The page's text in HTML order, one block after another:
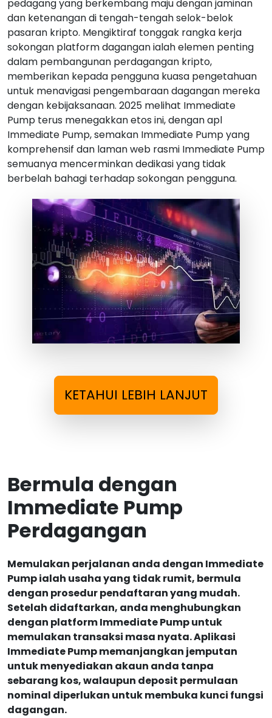
pedagang yang berkembang maju dengan jaminan
dan ketenangan di tengah-tengah selok-belok
pasaran kripto. Mengiktiraf tonggak rangka kerja
sokongan platform dagangan ialah elemen penting
dalam pembangunan perdagangan kripto,
memberikan kepada pengguna kuasa pengetahuan
untuk menavigasi pengembaraan dagangan mereka
dengan kebijaksanaan. 2025 melihat Immediate
Pump terus menegakkan etos ini, dengan apl
Immediate Pump, semakan Immediate Pump yang
komprehensif dan laman web rasmi Immediate Pump
semuanya mencerminkan dedikasi yang tidak
berbelah bahagi terhadap sokongan pengguna.
KETAHUI LEBIH LANJUT
Bermula dengan
Immediate Pump
Perdagangan
Memulakan perjalanan anda dengan Immediate
Pump ialah usaha yang tidak rumit, bermula
dengan prosedur pendaftaran yang mudah.
Setelah didaftarkan, anda menghubungkan
dengan platform Immediate Pump untuk
memulakan transaksi masa nyata. Aplikasi
Immediate Pump memanjangkan jemputan
untuk menyediakan akaun anda tanpa
sebarang kos, walaupun deposit permulaan
nominal diperlukan untuk membuka kunci fungsi
dagangan.